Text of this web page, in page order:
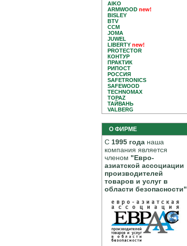
AIKO
ARMWOOD new!
BISLEY
BTV
CCM
JOMA
JUWEL
LIBERTY new!
PROTECTOR
КОНТУР
ПРАКТИК
РИПОСТ
РОССИЯ
SAFETRONICS
SAFEWOOD
TECHNOMAX
TOPAZ
ТАЙВАНЬ
VALBERG
О ФИРМЕ
С 1995 года наша
компания является
членом "Евро-
азиатской ассоциации
производителей
товаров и услуг в
области безопасности"